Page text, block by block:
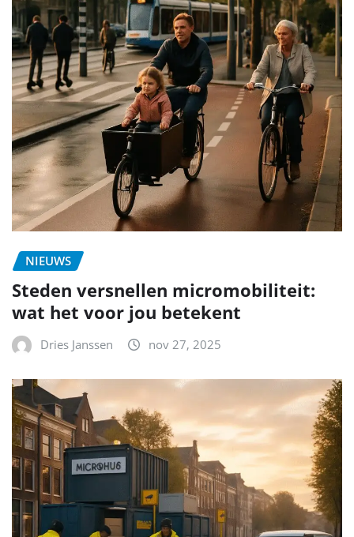
NIEUWS
Steden versnellen micromobiliteit:
wat het voor jou betekent
Dries Janssen nov 27, 2025